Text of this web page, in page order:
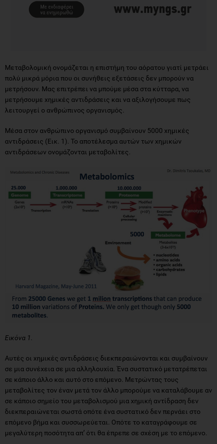
Mεταβολομική ονομάζεται η επιστήμη του αόρατου γιατί μετράει
πολύ μικρά μόρια που οι συνήθεις εξετάσεις δεν μπορούν να
μετρήσουν. Μας επιτρέπει να μπούμε μέσα στα κύτταρα, να
μετρήσουμε χημικές αντιδράσεις και να αξιλογήσουμε πως
λειτουργεί ο ανθρώπινος οργανισμός.
Μέσα στον ανθρώπινο οργανισμό συμβαίνουν 5000 χημικές
αντιδράσεις (Εικ. 1). Το αποτέλεσμα αυτών των χημικών
αντιδράσεων ονομάζονται μεταβολίτες.
Eικόνα 1.
Αυτές οι χημικές αντιδράσεις διεκπεραιώνονται και συμβαίνουν
σε μια συνέχεια σε μια αλληλουχία. Ένα συστατικό μετατρέπεται
σε κάποιο άλλο και αυτό στο επόμενο. Μετρώντας τους
μεταβολίτες τον έναν μετά τον άλλο μπορούμε να καταλάβουμε αν
σε κάποιο σημείο του μεταβολισμού μια χημική αντίδραση δεν
διεκπεραιώνεται σωστά οπότε ένα συστατικό δεν περνάει στο
επόμενο βήμα και συσσωρεύεται. Οπότε το καταγράφουμε σε
μεγαλύτερη ποσότητα απ’ ότι θα έπρεπε σε σχέση με το επόμενο.